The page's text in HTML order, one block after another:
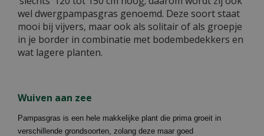
wel dwergpampasgras genoemd. Deze soort staat
mooi bij vijvers, maar ook als solitair of als groepje
in je border in combinatie met bodembedekkers en
wat lagere planten.
Wuiven aan zee
Pampasgras is een hele makkelijke plant die prima groeit in
verschillende grondsoorten, zolang deze maar goed